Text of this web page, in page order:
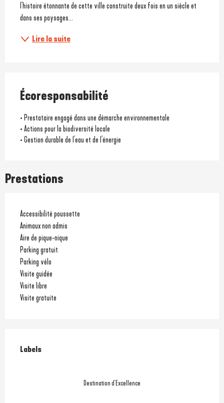
l'histoire étonnante de cette ville construite deux fois en un siècle et
dans ses paysages...
Lire la suite
Écoresponsabilité
• Prestataire engagé dans une démarche environnementale
• Actions pour la biodiversité locale
• Gestion durable de l'eau et de l'énergie
Prestations
Accessibilité poussette
Animaux non admis
Aire de pique-nique
Parking gratuit
Parking vélo
Visite guidée
Visite libre
Visite gratuite
Offres de prestations
Labels
Labels
Destination d'Excellence